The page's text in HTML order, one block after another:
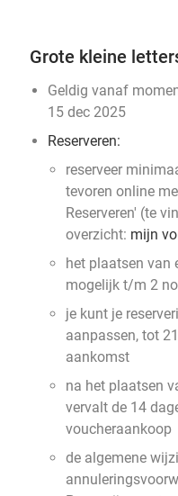
Grote kleine
Geldig vanaf
15 dec 2025
Reserveren:
reserveer
tevoren online
Reserveren' (te
overzicht: mijn
het plaatsen van
mogelijk t/m 2
je kunt je
aanpassen, tot
aankomst
na het plaatsen
vervalt de 14
voucheraankoop
de algemene